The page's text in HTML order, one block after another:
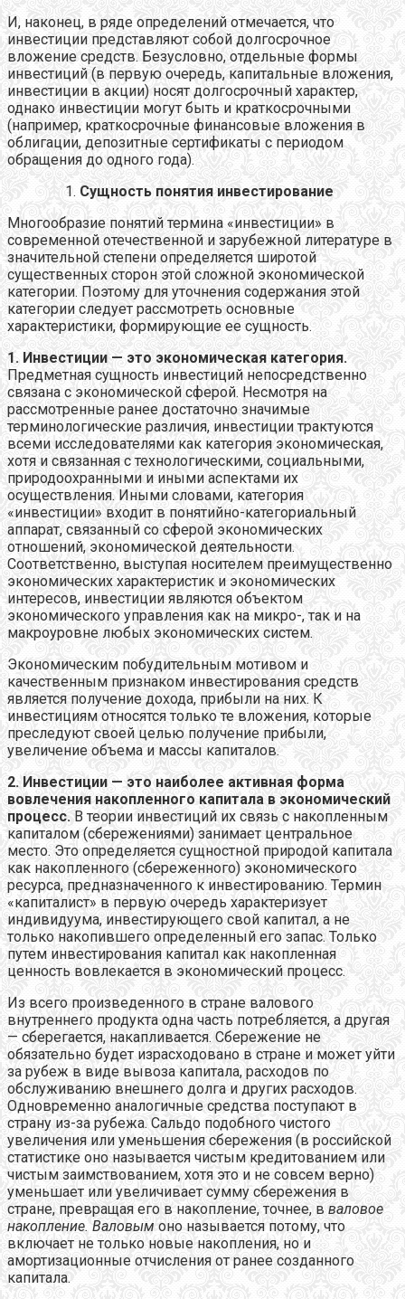
И, наконец, в ряде определений отмечается, что
инвестиции представляют собой долгосрочное
вложение средств. Безусловно, отдельные формы
инвестиций (в первую очередь, капитальные вложения,
инвестиции в акции) носят долгосрочный характер,
однако инвестиции могут быть и краткосрочными
(например, краткосрочные финансовые вложения в
облигации, депозитные сертификаты с периодом
обращения до одного года).
Сущность понятия инвестирование
Многообразие понятий термина «инвестиции» в
современной отечественной и зарубежной литературе в
значительной степени определяется широтой
существенных сторон этой сложной экономической
категории. Поэтому для уточнения содержания этой
категории следует рассмотреть основные
характеристики, формирующие ее сущность.
1. Инвестиции — это экономическая категория.
Предметная сущность инвестиций непосредственно
связана с экономической сферой. Несмотря на
рассмотренные ранее достаточно значимые
терминологические различия, инвестиции трактуются
всеми исследователями как категория экономическая,
хотя и связанная с технологическими, социальными,
природоохранными и иными аспектами их
осуществления. Иными словами, категория
«инвестиции» входит в понятийно-категориальный
аппарат, связанный со сферой экономических
отношений, экономической деятельности.
Соответственно, выступая носителем преимущественно
экономических характеристик и экономических
интересов, инвестиции являются объектом
экономического управления как на микро-, так и на
макроуровне любых экономических систем.
Экономическим побудительным мотивом и
качественным признаком инвестирования средств
является получение дохода, прибыли на них. К
инвестициям относятся только те вложения, которые
преследуют своей целью получение прибыли,
увеличение объема и массы капиталов.
2. Инвестиции — это наиболее активная форма
вовлечения накопленного капитала в экономический
процесс. В теории инвестиций их связь с накопленным
капиталом (сбережениями) занимает центральное
место. Это определяется сущностной природой капитала
как накопленного (сбереженного) экономического
ресурса, предназначенного к инвестированию. Термин
«капиталист» в первую очередь характеризует
индивидуума, инвестирующего свой капитал, а не
только накопившего определенный его запас. Только
путем инвестирования капитал как накопленная
ценность вовлекается в экономический процесс.
Из всего произведенного в стране валового
внутреннего продукта одна часть потребляется, а другая
— сберегается, накапливается. Сбережение не
обязательно будет израсходовано в стране и может уйти
за рубеж в виде вывоза капитала, расходов по
обслуживанию внешнего долга и других расходов.
Одновременно аналогичные средства поступают в
страну из-за рубежа. Сальдо подобного чистого
увеличения или уменьшения сбережения (в российской
статистике оно называется чистым кредитованием или
чистым заимствованием, хотя это и не совсем верно)
уменьшает или увеличивает сумму сбережения в
стране, превращая его в накопление, точнее, в валовое
накопление. Валовым оно называется потому, что
включает не только новые накопления, но и
амортизационные отчисления от ранее созданного
капитала.